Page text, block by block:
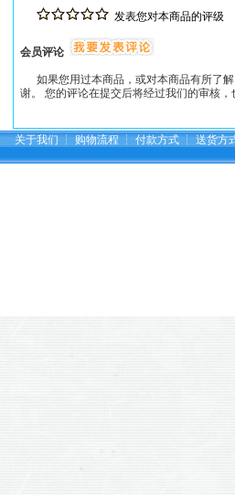
发表您对本商品的评级
会员评论
如果您用过本商品，或对本商品有所了解
谢。 您的评论在提交后将经过我们的审核
关于我们 ┆ 购物流程 ┆ 付款方式 ┆ 送货方